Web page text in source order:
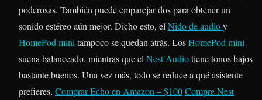
poderosas. También puede emparejar dos para obtener un
sonido estéreo aún mejor. Dicho esto, el Nido de audioy
HomePod mini tampoco se quedan atrás. LosHomePod mini
suena balanceado, mientras que el Nest Audiotiene tonos bajos
bastante buenos. Una vez más, todo se reduce a qué asistente
prefieres. Comprar Echo en Amazon – $100Compre Nest